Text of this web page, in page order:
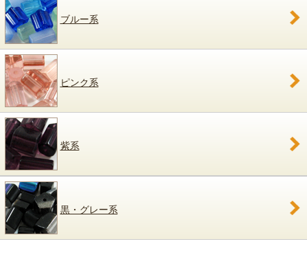
ブルー系
ピンク系
紫系
黒・グレー系